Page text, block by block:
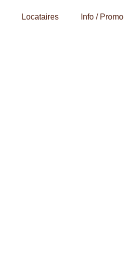
Locataires Info / Promo